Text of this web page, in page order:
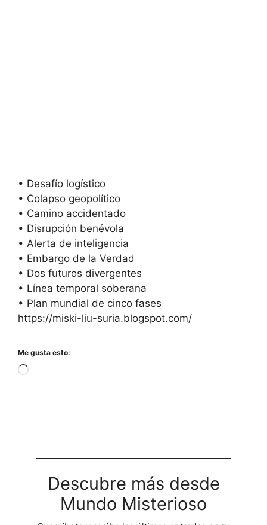
• Desafío logístico
• Colapso geopolítico
• Camino accidentado
• Disrupción benévola
• Alerta de inteligencia
• Embargo de la Verdad
• Dos futuros divergentes
• Línea temporal soberana
• Plan mundial de cinco fases
https://miski-liu-suria.blogspot.com/
Me gusta esto:
Cargando...
Descubre más desde
Mundo Misterioso